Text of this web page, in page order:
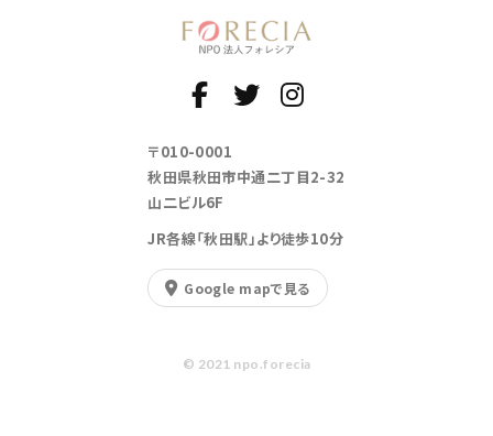
〒010-0001
秋田県秋田市中通二丁目2-32
山二ビル6F
JR各線「秋田駅」より徒歩10分
Google mapで見る
© 2021 npo.forecia